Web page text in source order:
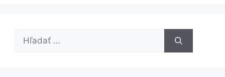
Hľadať: